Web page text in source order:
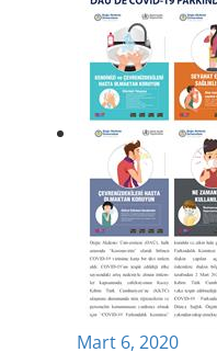
Mart 6, 2020